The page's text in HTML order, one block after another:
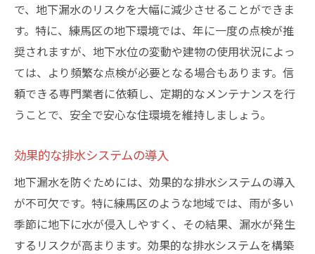
で、地下漏水のリスクを大幅に減少させることができま
す。特に、練馬区の地下環境では、年に一度の点検が推
奨されますが、地下水位の変動や建物の使用状況によっ
ては、より頻繁な点検が必要となる場合もあります。信
頼できる専門業者に依頼し、定期的なメンテナンスを行
うことで、安全で安心な住環境を維持しましょう。
効果的な排水システムの導入
地下漏水を防ぐためには、効果的な排水システムの導入
が不可欠です。特に練馬区のような地域では、雨が多い
季節に地下に水が侵入しやすく、その結果、漏水が発生
するリスクが高まります。効果的な排水システムを構築